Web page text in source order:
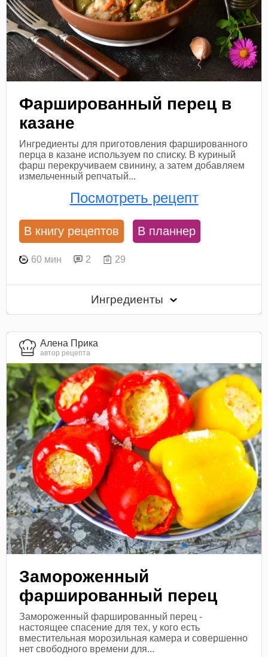
Фаршированный перец в
казане
Ингредиенты для приготовления фаршированного
перца в казане используем по списку. В куриный
фарш перекручиваем свинину, а затем добавляем
измельченный репчатый...
Посмотреть рецепт
В книгу рецептов В планнер
60 мин 2 29
Ингредиенты
Алена Прика
автор рецепта
Замороженный
фаршированный перец
Замороженный фаршированный перец -
настоящее спасение для тех, у кого есть
вместительная морозильная камера и совершенно
нет свободного времени для...